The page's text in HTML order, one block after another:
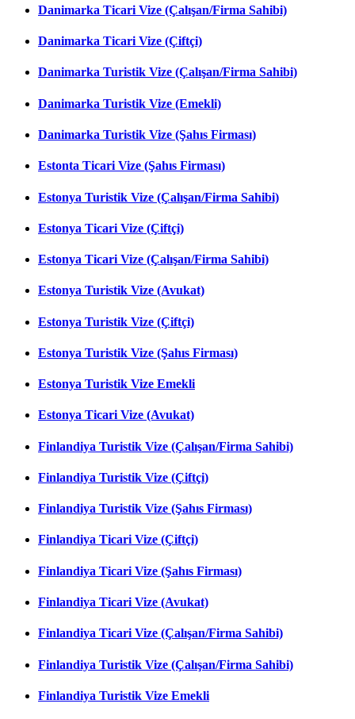
Danimarka Ticari Vize (Çalışan/Firma Sahibi)
Danimarka Ticari Vize (Çiftçi)
Danimarka Turistik Vize (Çalışan/Firma Sahibi)
Danimarka Turistik Vize (Emekli)
Danimarka Turistik Vize (Şahıs Firması)
Estonta Ticari Vize (Şahıs Firması)
Estonya Turistik Vize (Çalışan/Firma Sahibi)
Estonya Ticari Vize (Çiftçi)
Estonya Ticari Vize (Çalışan/Firma Sahibi)
Estonya Turistik Vize (Avukat)
Estonya Turistik Vize (Çiftçi)
Estonya Turistik Vize (Şahıs Firması)
Estonya Turistik Vize Emekli
Estonya Ticari Vize (Avukat)
Finlandiya Turistik Vize (Çalışan/Firma Sahibi)
Finlandiya Turistik Vize (Çiftçi)
Finlandiya Turistik Vize (Şahıs Firması)
Finlandiya Ticari Vize (Çiftçi)
Finlandiya Ticari Vize (Şahıs Firması)
Finlandiya Ticari Vize (Avukat)
Finlandiya Ticari Vize (Çalışan/Firma Sahibi)
Finlandiya Turistik Vize (Çalışan/Firma Sahibi)
Finlandiya Turistik Vize Emekli